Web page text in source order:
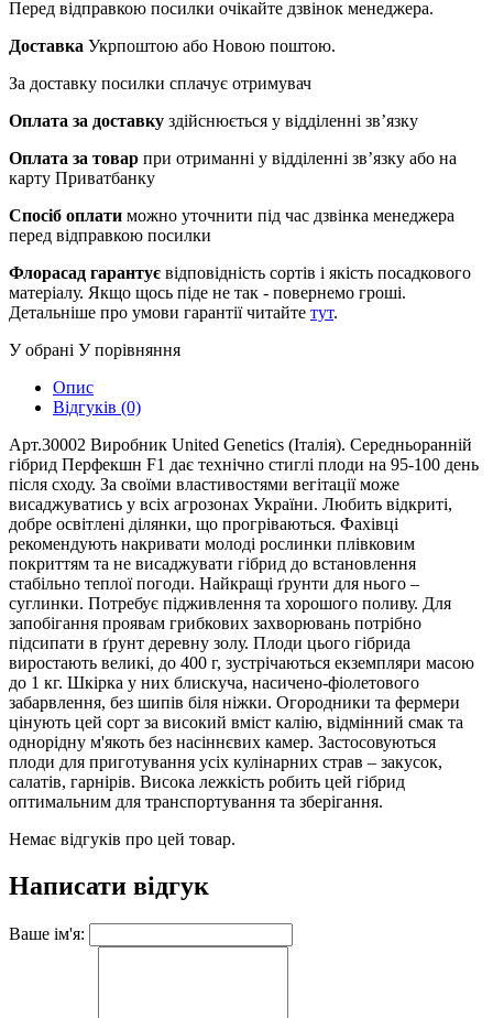
Перед відправкою посилки очікайте дзвінок менеджера.
Доставка Укрпоштою або Новою поштою.
За доставку посилки сплачує отримувач
Оплата за доставку здійснюється у відділенні зв’язку
Оплата за товар при отриманні у відділенні зв’язку або на
карту Приватбанку
Спосіб оплати можно уточнити під час дзвінка менеджера
перед відправкою посилки
Флорасад гарантує відповідність сортів і якість посадкового
матеріалу. Якщо щось піде не так - повернемо гроші.
Детальніше про умови гарантії читайте тут.
У обрані У порівняння
Опис
Відгуків (0)
Арт.30002 Виробник United Genetics (Італія). Середньоранній
гібрид Перфекшн F1 дає технічно стиглі плоди на 95-100 день
після сходу. За своїми властивостями вегітації може
висаджуватись у всіх агрозонах України. Любить відкриті,
добре освітлені ділянки, що прогріваються. Фахівці
рекомендують накривати молоді рослинки плівковим
покриттям та не висаджувати гібрид до встановлення
стабільно теплої погоди. Найкращі ґрунти для нього –
суглинки. Потребує підживлення та хорошого поливу. Для
запобігання проявам грибкових захворювань потрібно
підсипати в ґрунт деревну золу. Плоди цього гібрида
виростають великі, до 400 г, зустрічаються екземпляри масою
до 1 кг. Шкірка у них блискуча, насичено-фіолетового
забарвлення, без шипів біля ніжки. Огородники та фермери
цінують цей сорт за високий вміст калію, відмінний смак та
однорідну м'якоть без насіннєвих камер. Застосовуються
плоди для приготування усіх кулінарних страв – закусок,
салатів, гарнірів. Висока лежкість робить цей гібрид
оптимальним для транспортування та зберігання.
Немає відгуків про цей товар.
Написати відгук
Ваше ім'я: